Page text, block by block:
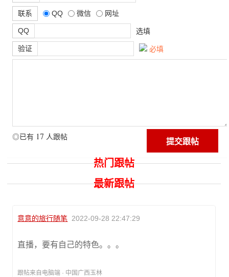
联系 QQ 微信 网址
QQ 选填
验证 必填
◎已有 17 人跟帖
热门跟帖
最新跟帖
意意的旅行随笔 2022-09-28 22:47:29
直播，要有自己的特色。。。
跟帖来自电脑端 · 中国广西玉林